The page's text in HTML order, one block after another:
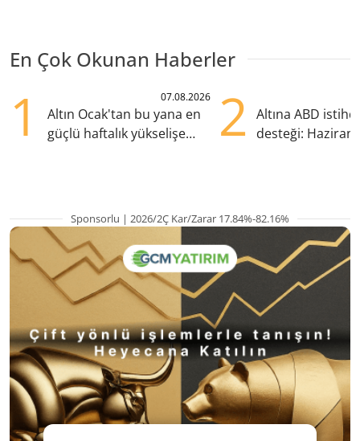
En Çok Okunan Haberler
1 07.08.2026
Altın Ocak'tan bu yana en
güçlü haftalık yükselişe
2
Altına ABD
desteği:
Sponsorlu | 2026/2Ç Kar/Zarar 17.84%-82.16%